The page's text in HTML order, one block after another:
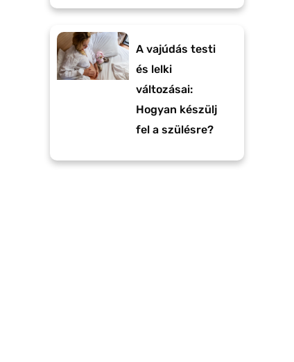
A vajúdás testi
és lelki
változásai:
Hogyan készülj
fel a szülésre?